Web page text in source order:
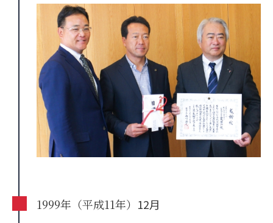
1999年（平成11年） 12月